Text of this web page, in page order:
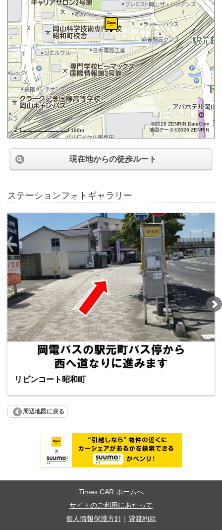
100m
©2026 ZENRIN DataCom
地図データ©2026 ZENRIN
現在地からの徒歩ルート
ステーションフォトギャラリー
リビンコート昭和町
周辺地図に戻る
Times CAR ホームへ
サイトのご利用にあたって
個人情報保護方針
貸渡約款